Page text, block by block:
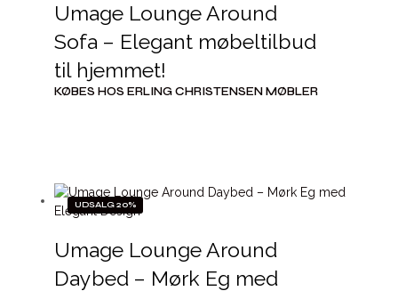
Umage Lounge Around
Sofa – Elegant møbeltilbud
til hjemmet!
KØBES HOS ERLING CHRISTENSEN MØBLER
UDSALG 20%
Umage Lounge Around
Daybed – Mørk Eg med